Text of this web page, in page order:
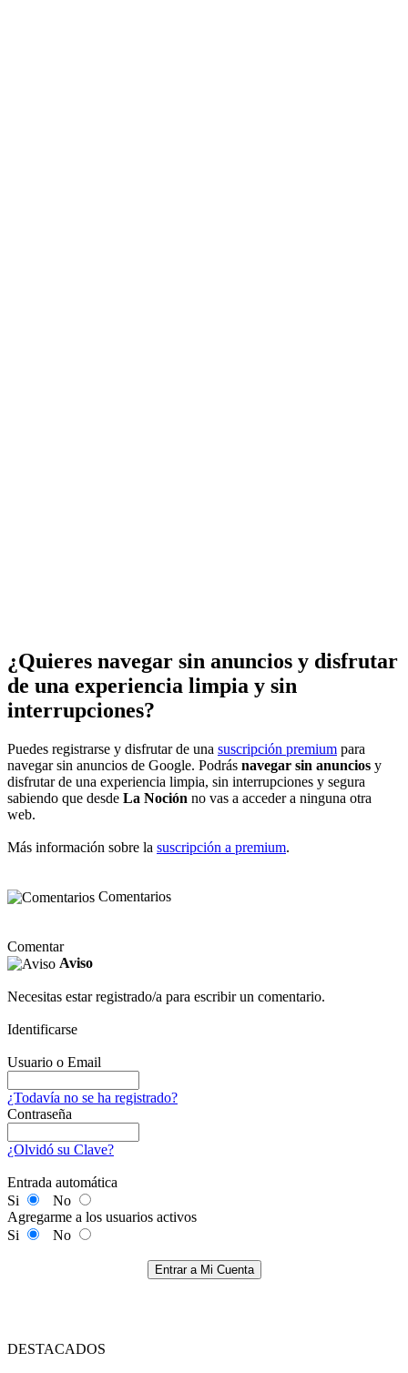
¿Quieres navegar sin anuncios y disfrutar
de una experiencia limpia y sin
interrupciones?
Puedes registrarse y disfrutar de una suscripción premium para
navegar sin anuncios de Google. Podrás navegar sin anuncios y
disfrutar de una experiencia limpia, sin interrupciones y segura
sabiendo que desde La Noción no vas a acceder a ninguna otra
web.
Más información sobre la suscripción a premium.
Comentarios
Comentar
Aviso
Necesitas estar registrado/a para escribir un comentario.
Identificarse
Usuario o Email
¿Todavía no se ha registrado?
Contraseña
¿Olvidó su Clave?
Entrada automática
Si
No
Agregarme a los usuarios activos
Si
No
Entrar a Mi Cuenta
DESTACADOS